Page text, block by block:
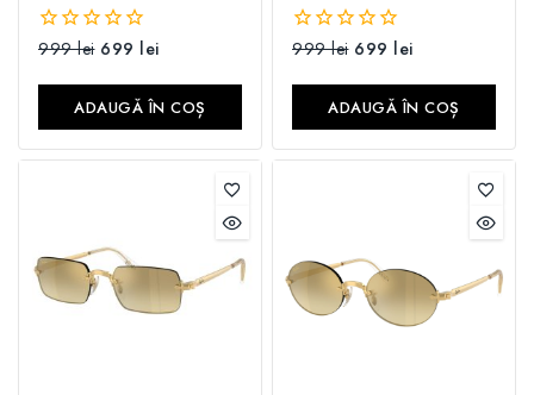
0
5
999lei 699 lei
ADAUGĂ ÎN COȘ
0
5
999lei 699 lei
ADAUGĂ ÎN COȘ